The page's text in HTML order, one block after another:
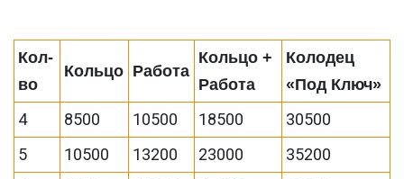
Кол-
во
Кольцо Работа
Кольцо +
Работа
Колодец
«Под Ключ»
4 8500 10500 18500
30500
5
10500 13200 23000
35200